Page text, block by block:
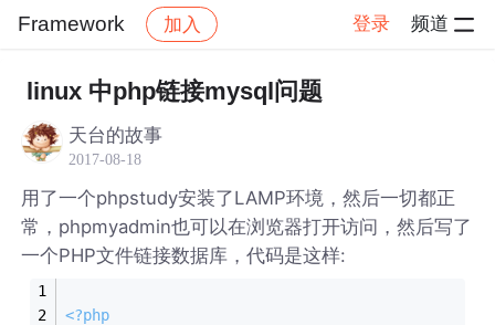
Framework 加入 登录 频道
社区 Framework 帖子详情
linux 中php链接mysql问题
天台的故事
2017-08-18
用了一个phpstudy安装了LAMP环境，然后一切都正
常，phpmyadmin也可以在浏览器打开访问，然后写了
一个PHP文件链接数据库，代码是这样:
<?php